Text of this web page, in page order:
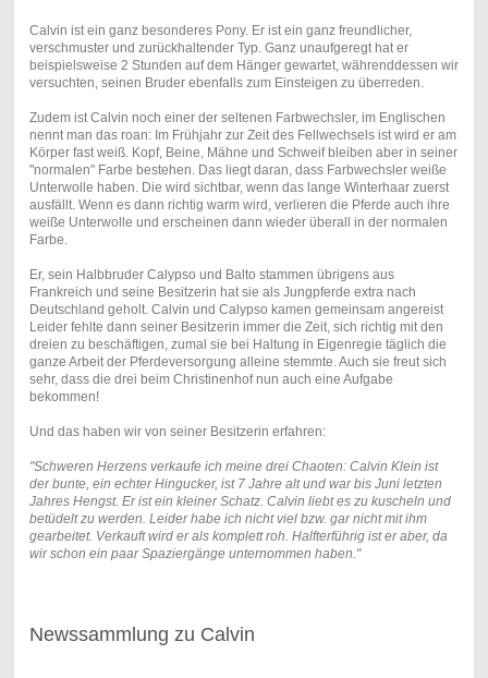
Calvin ist ein ganz besonderes Pony. Er ist ein ganz freundlicher,
verschmuster und zurückhaltender Typ. Ganz unaufgeregt hat er
beispielsweise 2 Stunden auf dem Hänger gewartet, währenddessen wir
versuchten, seinen Bruder ebenfalls zum Einsteigen zu überreden.
Zudem ist Calvin noch einer der seltenen Farbwechsler, im Englischen
nennt man das roan: Im Frühjahr zur Zeit des Fellwechsels ist wird er am
Körper fast weiß. Kopf, Beine, Mähne und Schweif bleiben aber in seiner
"normalen" Farbe bestehen. Das liegt daran, dass Farbwechsler weiße
Unterwolle haben. Die wird sichtbar, wenn das lange Winterhaar zuerst
ausfällt. Wenn es dann richtig warm wird, verlieren die Pferde auch ihre
weiße Unterwolle und erscheinen dann wieder überall in der normalen
Farbe.
Er, sein Halbbruder Calypso und Balto stammen übrigens aus
Frankreich und seine Besitzerin hat sie als Jungpferde extra nach
Deutschland geholt. Calvin und Calypso kamen gemeinsam angereist
Leider fehlte dann seiner Besitzerin immer die Zeit, sich richtig mit den
dreien zu beschäftigen, zumal sie bei Haltung in Eigenregie täglich die
ganze Arbeit der Pferdeversorgung alleine stemmte. Auch sie freut sich
sehr, dass die drei beim Christinenhof nun auch eine Aufgabe
bekommen!
Und das haben wir von seiner Besitzerin erfahren:
"Schweren Herzens verkaufe ich meine drei Chaoten: Calvin Klein ist
der bunte, ein echter Hingucker, ist 7 Jahre alt und war bis Juni letzten
Jahres Hengst. Er ist ein kleiner Schatz. Calvin liebt es zu kuscheln und
betüdelt zu werden. Leider habe ich nicht viel bzw. gar nicht mit ihm
gearbeitet. Verkauft wird er als komplett roh. Halfterführig ist er aber, da
wir schon ein paar Spaziergänge unternommen haben."
Newssammlung zu Calvin